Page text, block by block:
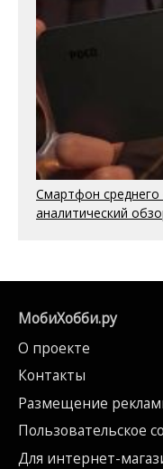
Смартфон среднего
аналитический
МобиХобби.ру
О проекте
Контакты
Размещение
Пользовательское
Для интернет-